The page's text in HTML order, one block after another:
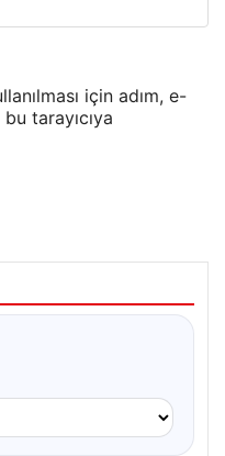
için adım, e-
tarayıcıya